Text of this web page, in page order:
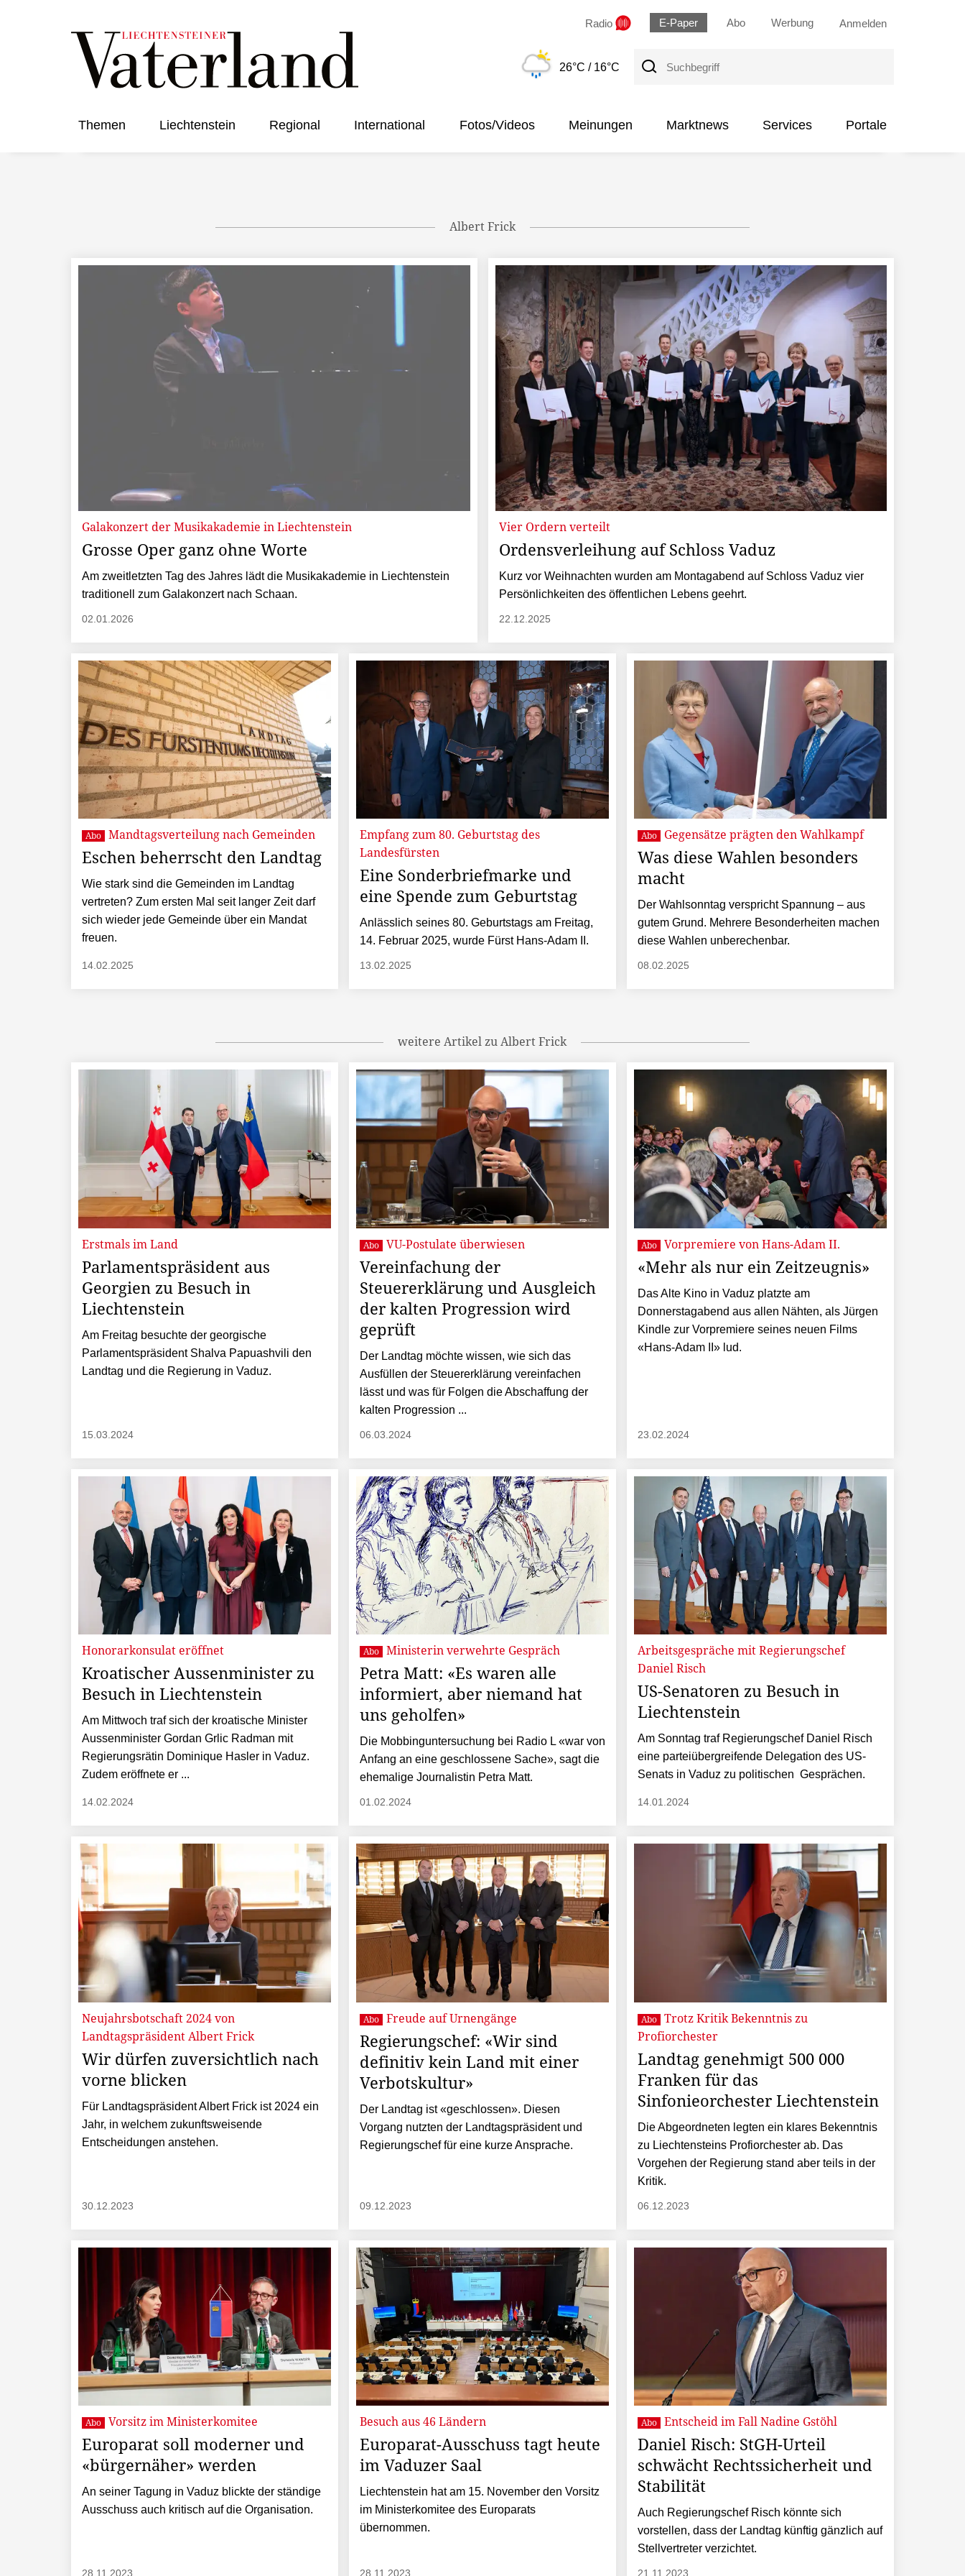
Radio E-Paper Abo Werbung Anmelden
26°C / 16°C
Suchbegriff
Themen Liechtenstein Regional International Fotos/Videos Meinungen Marktnews Services Portale
Albert Frick
Galakonzert der Musikakademie in Liechtenstein
Grosse Oper ganz ohne Worte
Am zweitletzten Tag des Jahres lädt die Musikakademie in Liechtenstein
traditionell zum Galakonzert nach Schaan.
02.01.2026
Vier Ordern verteilt
Ordensverleihung auf Schloss Vaduz
Kurz vor Weihnachten wurden am Montagabend auf Schloss Vaduz vier
Persönlichkeiten des öffentlichen Lebens geehrt.
22.12.2025
Abo Mandtagsverteilung nach Gemeinden
Eschen beherrscht den Landtag
Wie stark sind die Gemeinden im Landtag
vertreten? Zum ersten Mal seit langer Zeit darf
sich wieder jede Gemeinde über ein Mandat
freuen.
14.02.2025
Empfang zum 80. Geburtstag des
Landesfürsten
Eine Sonderbriefmarke und
eine Spende zum Geburtstag
Anlässlich seines 80. Geburtstags am Freitag,
14. Februar 2025, wurde Fürst Hans-Adam II.
13.02.2025
Abo Gegensätze prägten den Wahlkampf
Was diese Wahlen besonders
macht
Der Wahlsonntag verspricht Spannung – aus
gutem Grund. Mehrere Besonderheiten machen
diese Wahlen unberechenbar.
08.02.2025
weitere Artikel zu Albert Frick
Erstmals im Land
Parlamentspräsident aus
Georgien zu Besuch in
Liechtenstein
Am Freitag besuchte der georgische
Parlamentspräsident Shalva Papuashvili den
Landtag und die Regierung in Vaduz.
15.03.2024
Abo VU-Postulate überwiesen
Vereinfachung der
Steuererklärung und Ausgleich
der kalten Progression wird
geprüft
Der Landtag möchte wissen, wie sich das
Ausfüllen der Steuererklärung vereinfachen
lässt und was für Folgen die Abschaffung der
kalten Progression ...
06.03.2024
Abo Vorpremiere von Hans-Adam II.
«Mehr als nur ein Zeitzeugnis»
Das Alte Kino in Vaduz platzte am
Donnerstagabend aus allen Nähten, als Jürgen
Kindle zur Vorpremiere seines neuen Films
«Hans-Adam II» lud.
23.02.2024
Honorarkonsulat eröffnet
Kroatischer Aussenminister zu
Besuch in Liechtenstein
Am Mittwoch traf sich der kroatische Minister
Aussenminister Gordan Grlic Radman mit
Regierungsrätin Dominique Hasler in Vaduz.
Zudem eröffnete er ...
14.02.2024
Abo Ministerin verwehrte Gespräch
Petra Matt: «Es waren alle
informiert, aber niemand hat
uns geholfen»
Die Mobbinguntersuchung bei Radio L «war von
Anfang an eine geschlossene Sache», sagt die
ehemalige Journalistin Petra Matt.
01.02.2024
Arbeitsgespräche mit Regierungschef
Daniel Risch
US-Senatoren zu Besuch in
Liechtenstein
Am Sonntag traf Regierungschef Daniel Risch
eine parteiübergreifende Delegation des US-
Senats in Vaduz zu politischen Gesprächen.
14.01.2024
Neujahrsbotschaft 2024 von
Landtagspräsident Albert Frick
Wir dürfen zuversichtlich nach
vorne blicken
Für Landtagspräsident Albert Frick ist 2024 ein
Jahr, in welchem zukunftsweisende
Entscheidungen anstehen.
30.12.2023
Abo Freude auf Urnengänge
Regierungschef: «Wir sind
definitiv kein Land mit einer
Verbotskultur»
Der Landtag ist «geschlossen». Diesen
Vorgang nutzten der Landtagspräsident und
Regierungschef für eine kurze Ansprache.
09.12.2023
Abo Trotz Kritik Bekenntnis zu
Profiorchester
Landtag genehmigt 500 000
Franken für das
Sinfonieorchester Liechtenstein
Die Abgeordneten legten ein klares Bekenntnis
zu Liechtensteins Profiorchester ab. Das
Vorgehen der Regierung stand aber teils in der
Kritik.
06.12.2023
Abo Vorsitz im Ministerkomitee
Europarat soll moderner und
«bürgernäher» werden
An seiner Tagung in Vaduz blickte der ständige
Ausschuss auch kritisch auf die Organisation.
28.11.2023
Besuch aus 46 Ländern
Europarat-Ausschuss tagt heute
im Vaduzer Saal
Liechtenstein hat am 15. November den Vorsitz
im Ministerkomitee des Europarats
übernommen.
28.11.2023
Abo Entscheid im Fall Nadine Gstöhl
Daniel Risch: StGH-Urteil
schwächt Rechtssicherheit und
Stabilität
Auch Regierungschef Risch könnte sich
vorstellen, dass der Landtag künftig gänzlich auf
Stellvertreter verzichtet.
21.11.2023